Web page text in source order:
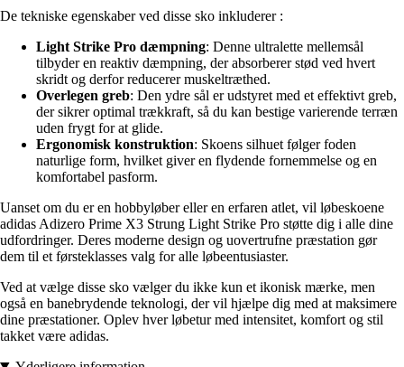
De tekniske egenskaber ved disse sko inkluderer :
Light Strike Pro dæmpning: Denne ultralette mellemsål
tilbyder en reaktiv dæmpning, der absorberer stød ved hvert
skridt og derfor reducerer muskeltræthed.
Overlegen greb: Den ydre sål er udstyret med et effektivt greb,
der sikrer optimal trækkraft, så du kan bestige varierende terræn
uden frygt for at glide.
Ergonomisk konstruktion: Skoens silhuet følger foden
naturlige form, hvilket giver en flydende fornemmelse og en
komfortabel pasform.
Uanset om du er en hobbyløber eller en erfaren atlet, vil løbeskoene
adidas Adizero Prime X3 Strung Light Strike Pro støtte dig i alle dine
udfordringer. Deres moderne design og uovertrufne præstation gør
dem til et førsteklasses valg for alle løbeentusiaster.
Ved at vælge disse sko vælger du ikke kun et ikonisk mærke, men
også en banebrydende teknologi, der vil hjælpe dig med at maksimere
dine præstationer. Oplev hver løbetur med intensitet, komfort og stil
takket være adidas.